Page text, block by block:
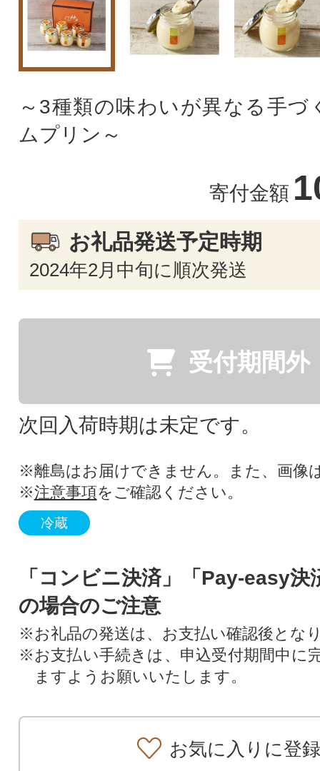
～3種類の味わいが異なる手づ
ムプリン～
寄付金額
お礼品発送予定時期
2024年2月中旬に順次発送
受付期間外
次回入荷時期は未定です。
※離島はお届けできません。また、画像
※注意事項をご確認ください。
冷蔵
「コンビニ決済」「Pay-easy決
の場合のご注意
※お礼品の発送は、お支払い確認後とな
※お支払い手続きは、申込受付期間中に
ますようお願いいたします。
お気に入りに登録